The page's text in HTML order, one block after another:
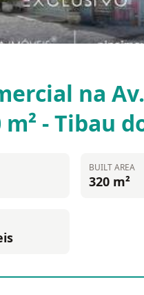
na
- Tibau
BUILT AREA
320 m²